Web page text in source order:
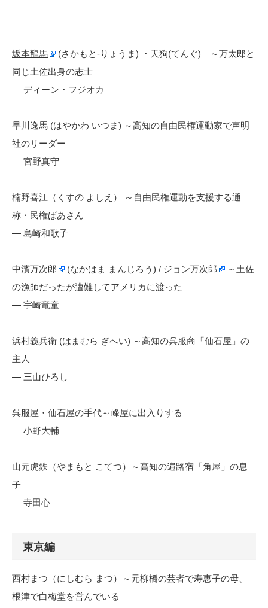
坂本龍馬
(さかもと-りょうま) ・天狗(てんぐ) ～万太郎と
同じ土佐出身の志士
— ディーン・フジオカ
早川逸馬 (はやかわ いつま) ～高知の自由民権運動家で声明
社のリーダー
— 宮野真守
楠野喜江（くすの よしえ） ～自由民権運動を支援する通
称・民権ばあさん
— 島崎和歌子
中濱万次郎 (なかはま まんじろう) / ジョン万次郎
～土佐
の漁師だったが遭難してアメリカに渡った
— 宇崎竜童
浜村義兵衛 (はまむら ぎへい) ～高知の呉服商「仙石屋」の
主人
— 三山ひろし
呉服屋・仙石屋の手代～峰屋に出入りする
— 小野大輔
山元虎鉄（やまもと こてつ）～高知の遍路宿「角屋」の息
子
— 寺田心
東京編
西村まつ（にしむら まつ）～元柳橋の芸者で寿恵子の母、
根津で白梅堂を営んでいる